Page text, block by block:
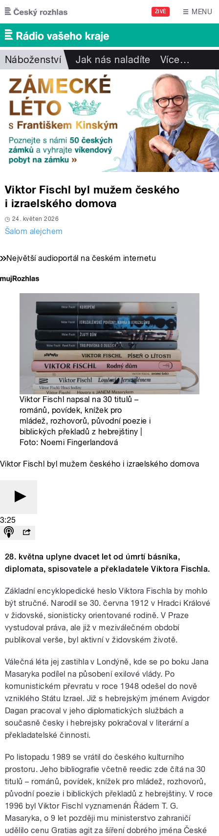
Přejít k hlavnímu obsahu
ŽIVĚ MENU
Náboženství Jak nás naladíte Více…
Viktor Fischl byl mužem českého
i izraelského domova
24. květen 2026
Šalom alejchem
Největší audioportál na českém internetu
Viktor Fischl napsal na 30 titulů –
románů, povídek, knížek pro
mládež, rozhovorů, původní poezie i
biblických překladů z hebrejštiny |
Foto: Noemi Fingerlandová
Viktor Fischl byl mužem českého i izraelského domova
3:25
28. května uplyne dvacet let od úmrtí básníka,
diplomata, spisovatele a překladatele Viktora Fischla.
Základní encyklopedické heslo Viktora Fischla by mohlo
být stručné. Narodil se 30. června 1912 v Hradci Králové
v židovské, sionisticky orientované rodině. V Praze
vystudoval práva, ale již v meziválečném období
publikoval verše, byl aktivní v židovském životě.
Válečná léta jej zastihla v Londýně, kde se po boku Jana
Masaryka podílel na působení exilové vlády. Po
komunistickém převratu v roce 1948 odešel do nově
vzniklého Státu Izrael. Již s hebrejským jménem Avigdor
Dagan pracoval v jeho diplomatických službách a
současně česky i hebrejsky pokračoval v literární a
překladatelské činnosti.
Po listopadu 1989 se vrátil do českého kulturního
prostoru. Jeho bibliografie včetně reedic zde čítá na 30
titulů – románů, povídek, knížek pro mládež, rozhovorů,
původní poezie i biblických překladů z hebrejštiny. V roce
1996 byl Viktor Fischl vyznamenán Řádem T. G.
Masaryka, o 9 let později mu ministerstvo zahraničí
udělilo cenu Gratias agit za šíření dobrého jména České